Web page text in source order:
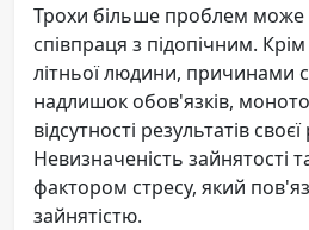
Трохи більше проблем може
співпраця з підопічним.
літньої людини, причинами
надлишок обов'язків,
відсутності результатів
Невизначеність зайнятості
фактором стресу, який
зайнятістю.